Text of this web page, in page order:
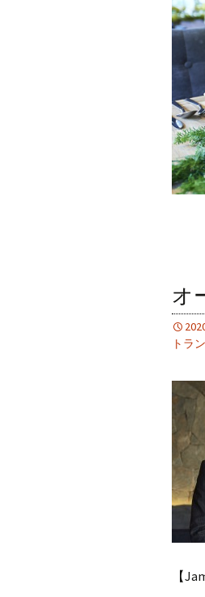
オ
トラン
【